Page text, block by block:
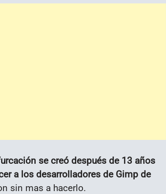
se creó después de 13 años
a los desarrolladores de Gimp de
sin mas a hacerlo.